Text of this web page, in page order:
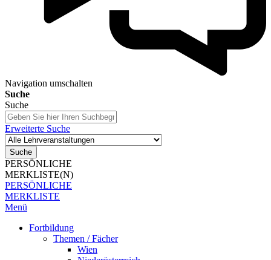
Navigation umschalten
Suche
Suche
Erweiterte Suche
Suche
PERSÖNLICHE
MERKLISTE(N)
PERSÖNLICHE
MERKLISTE
Menü
Fortbildung
Themen / Fächer
Wien